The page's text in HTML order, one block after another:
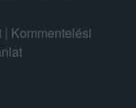
| Kommentelési